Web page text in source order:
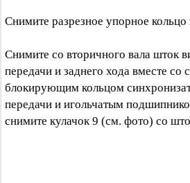
Снимите разрезное упорное
Снимите со вторичного вала шток
передачи и заднего хода вместе со
блокирующим кольцом
передачи и игольчатым
снимите кулачок 9 (см. фото) со